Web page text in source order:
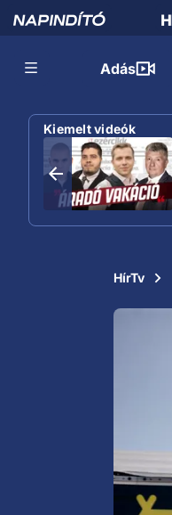
Adás
Kiemelt videók
HírTv